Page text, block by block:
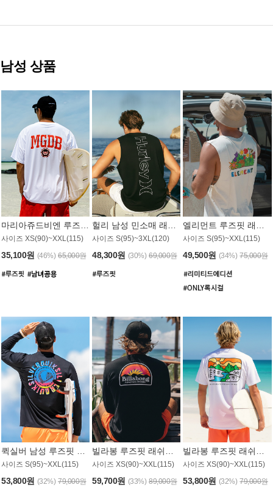
남성 상품
사이즈 XS(90)~XXL(115)
35,100원 (46%) 65,000원
사이즈 S(95)~3XL(120)
48,300원 (30%) 69,000원
사이즈 S(95)~XXL(115)
49,500원 (34%) 75,000원
사이즈 S(95)~XXL(115)
53,800원 (32%) 79,000원
사이즈 XS(90)~XXL(115)
59,700원 (33%) 89,000원
사이즈 XS(90)~XXL(115)
53,800원 (32%) 79,000원